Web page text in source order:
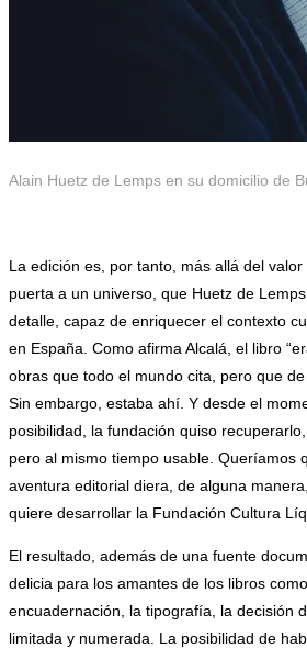
Alain Huetz de Lemps en su domicilio de
La edición es, por tanto, más allá del
puerta a un universo, que Huetz de
detalle, capaz de enriquecer el contexto
en España. Como afirma Alcalá, el libro
obras que todo el mundo cita, pero que
Sin embargo, estaba ahí. Y desde el
posibilidad, la fundación quiso
pero al mismo tiempo usable. Queríamos
aventura editorial diera, de alguna
quiere desarrollar la Fundación Cultura
El resultado, además de una fuente
delicia para los amantes de los libros
encuadernación, la tipografía, la decisión
limitada y numerada. La posibilidad de